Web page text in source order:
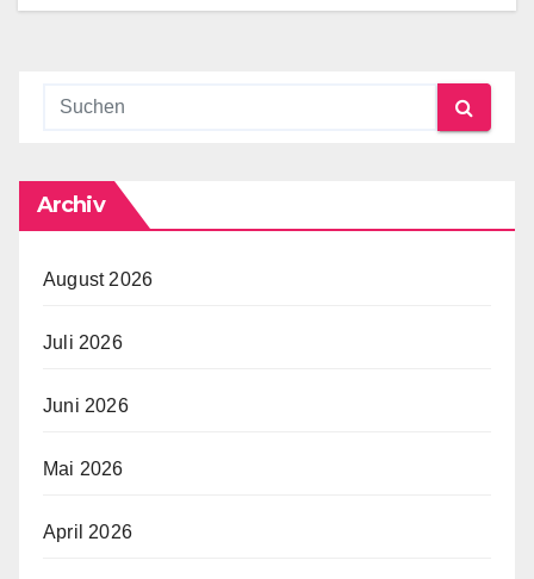
Archiv
August 2026
Juli 2026
Juni 2026
Mai 2026
April 2026